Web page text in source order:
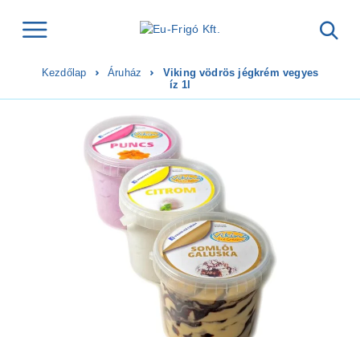
Kezdőlap Áruház
Viking vödrös jégkrém vegyes
íz 1l